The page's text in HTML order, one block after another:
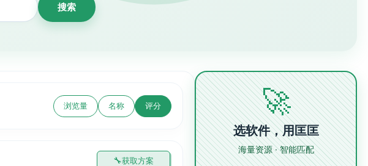
搜索
浏览量 名称 评分
获取方案
🚀
选软件，用匡匡
海量资源 · 智能匹配